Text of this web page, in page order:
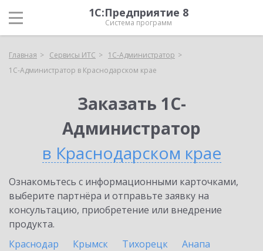
1С:Предприятие 8
Система программ
Главная Сервисы ИТС
1С-Администратор
1С-Администратор в Краснодарском крае
Заказать 1С-
Администратор
в Краснодарском крае
Ознакомьтесь с информационными карточками,
выберите партнёра и отправьте заявку на
консультацию, приобретение или внедрение
продукта.
Краснодар
Крымск Тихорецк
Анапа